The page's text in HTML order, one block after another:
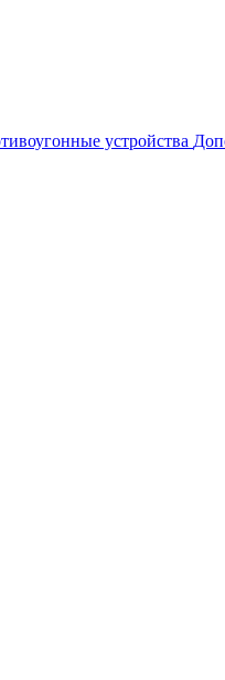
устройства